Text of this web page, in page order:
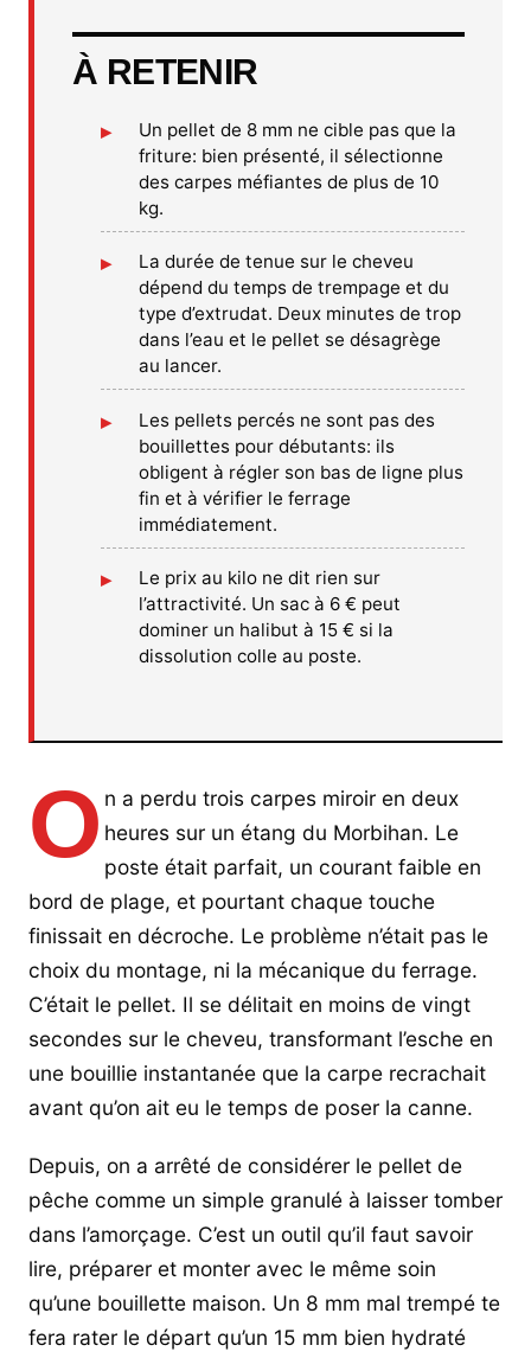
À RETENIR
Un pellet de 8 mm ne cible pas que la
friture: bien présenté, il sélectionne
des carpes méfiantes de plus de 10
kg.
La durée de tenue sur le cheveu
dépend du temps de trempage et du
type d’extrudat. Deux minutes de trop
dans l’eau et le pellet se désagrège
au lancer.
Les pellets percés ne sont pas des
bouillettes pour débutants: ils
obligent à régler son bas de ligne plus
fin et à vérifier le ferrage
immédiatement.
Le prix au kilo ne dit rien sur
l’attractivité. Un sac à 6 € peut
dominer un halibut à 15 € si la
dissolution colle au poste.
O n a perdu trois carpes miroir en deux
heures sur un étang du Morbihan. Le
poste était parfait, un courant faible en
bord de plage, et pourtant chaque touche
finissait en décroche. Le problème n’était pas le
choix du montage, ni la mécanique du ferrage.
C’était le pellet. Il se délitait en moins de vingt
secondes sur le cheveu, transformant l’esche en
une bouillie instantanée que la carpe recrachait
avant qu’on ait eu le temps de poser la canne.
Depuis, on a arrêté de considérer le pellet de
pêche comme un simple granulé à laisser tomber
dans l’amorçage. C’est un outil qu’il faut savoir
lire, préparer et monter avec le même soin
qu’une bouillette maison. Un 8 mm mal trempé te
fera rater le départ qu’un 15 mm bien hydraté